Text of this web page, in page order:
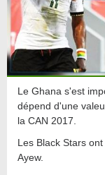
Le Ghana s'est
dépend d'une
la CAN 2017.
Les Black Stars
Ayew.